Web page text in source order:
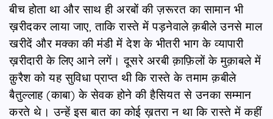
बीच होता था और साथ ही अरबों की ज़रूरत का सामान भी
ख़रीदकर लाया जाए, ताकि रास्ते में पड़नेवाले क़बीले उनसे माल
खरीदें और मक्का की मंडी में देश के भीतरी भाग के व्यापारी
ख़रीदारी के लिए आने लगें। दूसरे अरबी क़ाफ़िलों के मुक़ाबले में
क़ुरैश को यह सुविधा प्राप्त थी कि रास्ते के तमाम क़बीले
बैतुल्लाह (काबा) के सेवक होने की हैसियत से उनका सम्मान
करते थे। उन्हें इस बात का कोई ख़तरा न था कि रास्ते में कहीं